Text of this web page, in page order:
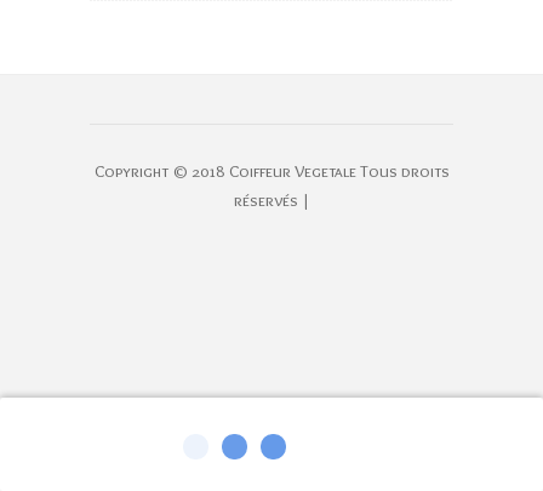
Copyright © 2018 Coiffeur Vegetale Tous droits
réservés |